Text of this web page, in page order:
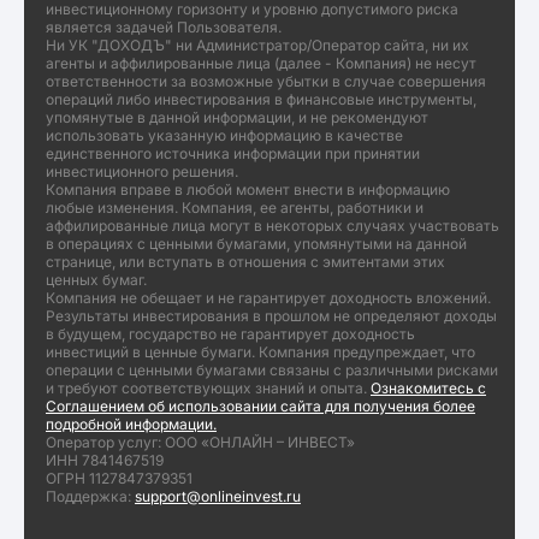
инвестиционному горизонту и уровню допустимого риска
является задачей Пользователя.
Ни УК "ДОХОДЪ" ни Администратор/Оператор сайта, ни их
агенты и аффилированные лица (далее - Компания) не несут
ответственности за возможные убытки в случае совершения
операций либо инвестирования в финансовые инструменты,
упомянутые в данной информации, и не рекомендуют
использовать указанную информацию в качестве
единственного источника информации при принятии
инвестиционного решения.
Компания вправе в любой момент внести в информацию
любые изменения. Компания, ее агенты, работники и
аффилированные лица могут в некоторых случаях участвовать
в операциях с ценными бумагами, упомянутыми на данной
странице, или вступать в отношения с эмитентами этих
ценных бумаг.
Компания не обещает и не гарантирует доходность вложений.
Результаты инвестирования в прошлом не определяют доходы
в будущем, государство не гарантирует доходность
инвестиций в ценные бумаги. Компания предупреждает, что
операции с ценными бумагами связаны с различными рисками
и требуют соответствующих знаний и опыта. Ознакомитесь с
Соглашением об использовании сайта для получения более
подробной информации.
Оператор услуг: ООО «ОНЛАЙН – ИНВЕСТ»
ИНН 7841467519
ОГРН 1127847379351
Поддержка: support@onlineinvest.ru